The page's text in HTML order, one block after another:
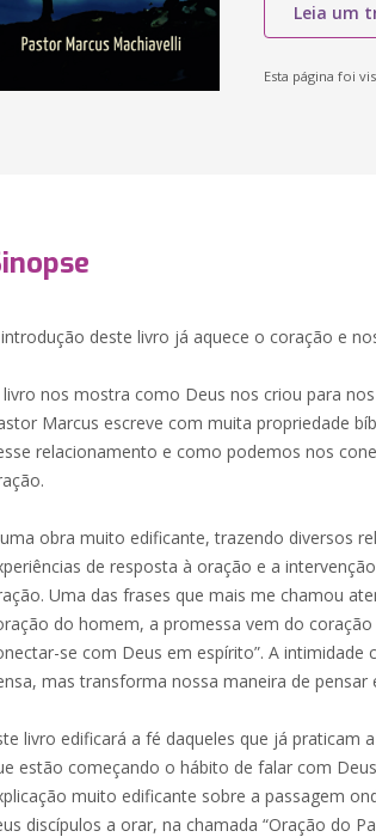
Leia um
Esta página foi
deste livro já aquece o coração e
livro nos mostra como Deus nos criou para
Marcus escreve com muita propriedade
relacionamento e como podemos nos
obra muito edificante, trazendo diversos
de resposta à oração e a
Uma das frases que mais me chamou
do homem, a promessa vem do
se com Deus em espírito”. A intimidade
mas transforma nossa maneira de pensar
livro edificará a fé daqueles que já praticam
estão começando o hábito de falar com
muito edificante sobre a passagem
discípulos a orar, na chamada “Oração do